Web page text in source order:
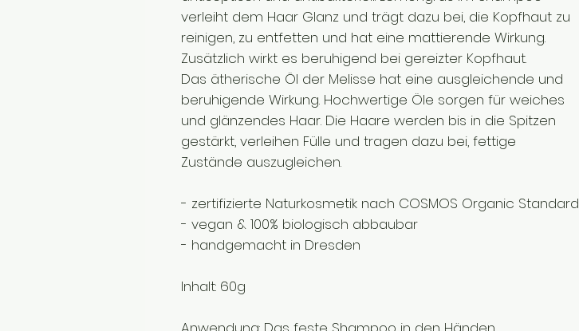
verleiht dem Haar Glanz und trägt dazu bei, die Kopfhaut zu
reinigen, zu entfetten und hat eine mattierende Wirkung.
Zusätzlich wirkt es beruhigend bei gereizter Kopfhaut.
Das ätherische Öl der Melisse hat eine ausgleichende und
beruhigende Wirkung. Hochwertige Öle sorgen für weiches
und glänzendes Haar. Die Haare werden bis in die Spitzen
gestärkt, verleihen Fülle und tragen dazu bei, fettige
Zustände auszugleichen.
- zertifizierte Naturkosmetik nach COSMOS Organic Standard
- vegan & 100% biologisch abbaubar
- handgemacht in Dresden
Inhalt: 60g